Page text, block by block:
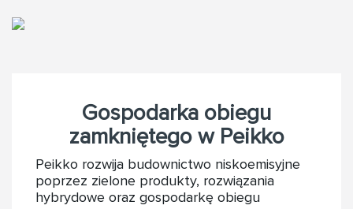
Gospodarka obiegu
zamkniętego w Peikko
Peikko rozwija budownictwo niskoemisyjne
poprzez zielone produkty, rozwiązania
hybrydowe oraz gospodarkę obiegu